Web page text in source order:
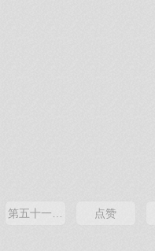
第五十一卦 震 震为雷 震上震下
点赞